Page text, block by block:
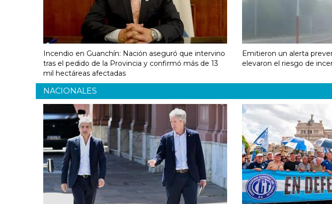
Incendio en Guanchín: Nación aseguró que intervino
tras el pedido de la Provincia y confirmó más de 13
mil hectáreas afectadas
Emitieron un alerta
elevaron el riesgo de
NACIONALES